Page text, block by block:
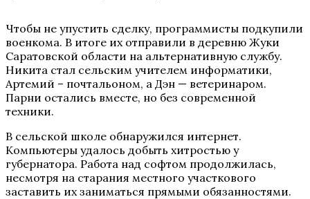
Чтобы не упустить сделку, программисты подкупили
военкома. В итоге их отправили в деревню Жуки
Саратовской области на альтернативную службу.
Никита стал сельским учителем информатики,
Артемий – почтальоном, а Дэн — ветеринаром.
Парни остались вместе, но без современной
техники.
В сельской школе обнаружился интернет.
Компьютеры удалось добыть хитростью у
губернатора. Работа над софтом продолжилась,
несмотря на старания местного участкового
заставить их заниматься прямыми обязанностями.